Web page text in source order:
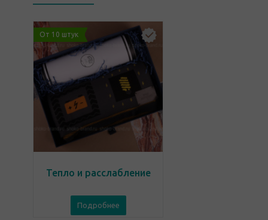
От 10 штук
Тепло и расслабление
Подробнее